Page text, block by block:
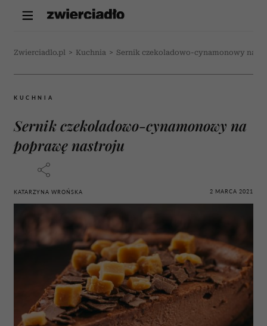
Zwierciadlo.pl > Kuchnia > Sernik czekoladowo-cynamonowy na
KUCHNIA
Sernik czekoladowo-cynamonowy na
poprawę nastroju
KATARZYNA WROŃSKA 2 MARCA 2021